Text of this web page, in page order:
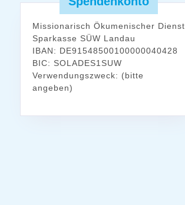
Missionarisch Ökumenischer Dienst
Sparkasse SÜW Landau
IBAN: DE91548500100000040428
BIC: SOLADES1SUW
Verwendungszweck: (bitte
angeben)